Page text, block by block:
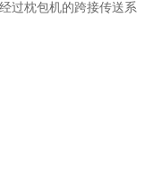
过枕包机的跨接传送系